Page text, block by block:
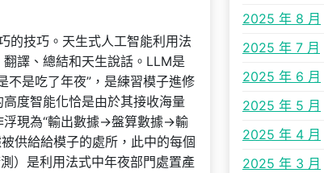
的技巧。天生式人工智能利用法
譯、總結和天生說話。LLM是
不是吃了年夜”，是練習模子進修
度智能化恰是由於其接收海量
浮現為“輸出數據→盤算數據→輸
供給給模子的處所，此中的每個
）是利用法式中年夜部門處置產
2025 年 8 月
2025 年 7 月
2025 年 6 月
2025 年 5 月
2025 年 4 月
2025 年 3 月